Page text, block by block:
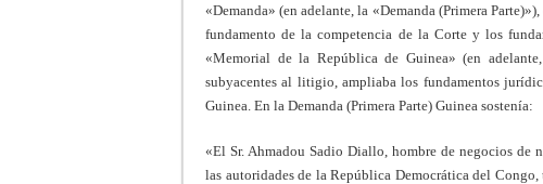
«Demanda» (en adelante, la «Demanda (Primera
fundamento de la competencia de la Corte y los
«Memorial de la República de Guinea» (en
subyacentes al litigio, ampliaba los fundamentos
Guinea. En la Demanda (Primera Parte) Guinea sostenía:
«El Sr. Ahmadou Sadio Diallo, hombre de negocios de
las autoridades de la República Democrática del